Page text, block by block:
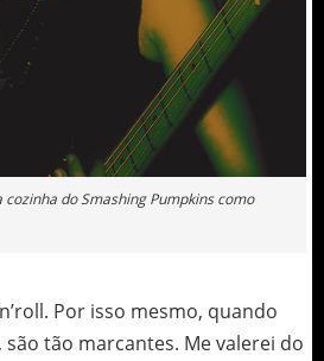
do Smashing Pumpkins como
Por isso mesmo, quando
tão marcantes. Me valerei do